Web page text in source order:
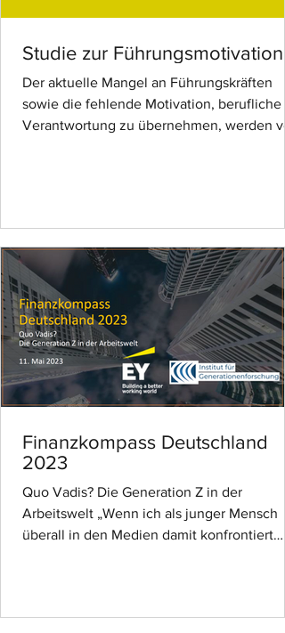
Studie zur Führungsmotivation
Der aktuelle Mangel an Führungskräften
sowie die fehlende Motivation, berufliche
Verantwortung zu übernehmen, werden
Finanzkompass Deutschland
2023
Quo Vadis? Die Generation Z in der
Arbeitswelt „Wenn ich als junger Mensch
überall in den Medien damit konfrontiert
Generationenforscher Rüdiger Maas